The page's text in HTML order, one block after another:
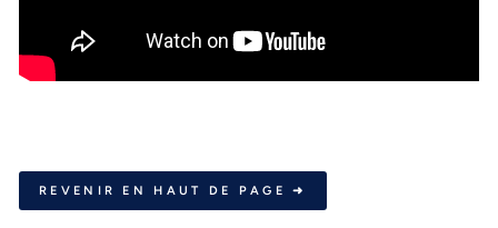
REVENIR EN HAUT DE PAGE ➜